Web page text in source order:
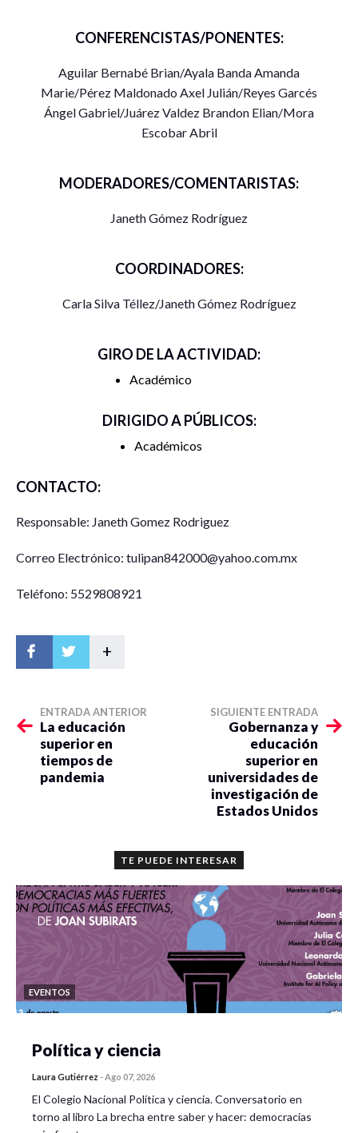
nuevo CFDI 4.0»
con la participación de los alumnos de 7mo semestre de la
Licenciatura en Contaduría.
coordina:
Mtra. en G.A.P. Janeth Gómez Rodríguez
CONFERENCISTAS/PONENTES:
Aguilar Bernabé Brian/Ayala Banda Amanda
Marie/Pérez Maldonado Axel Julián/Reyes Garcés
Ángel Gabriel/Juárez Valdez Brandon Elian/Mora
Escobar Abril
MODERADORES/COMENTARISTAS:
Janeth Gómez Rodríguez
COORDINADORES:
Carla Silva Téllez/Janeth Gómez Rodríguez
GIRO DE LA ACTIVIDAD:
Académico
DIRIGIDO A PÚBLICOS:
Académicos
CONTACTO:
Responsable: Janeth Gomez Rodriguez
Correo Electrónico: tulipan842000@yahoo.com.mx
Teléfono: 5529808921
+
ENTRADA ANTERIOR
La educación
superior en
tiempos de
pandemia
SIGUIENTE ENTRADA
Gobernanza y
educación
superior en
universidades de
investigación de
Estados Unidos
TE PUEDE INTERESAR
EVENTOS
Política y ciencia
Laura Gutiérrez -Ago 07, 2026
El Colegio Nacional Política y ciencia. Conversatorio en
torno al libro La brecha entre saber y hacer: democracias